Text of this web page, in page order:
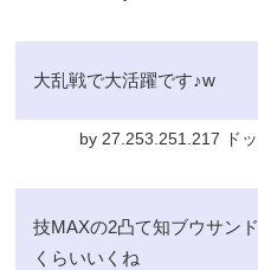
大乱戦で大活躍です♪w
by 27.253.251.217 ド
技MAXの2凸て知ブウサン
くらいいくね